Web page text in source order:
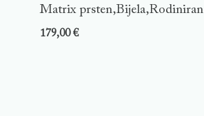
Matrix prsten,Bijela,Rodiniran
179,00€